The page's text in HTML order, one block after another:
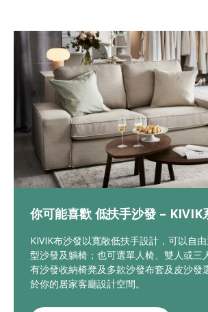
你可能喜歡 低扶手沙發 – KIVIK
KIVIK布沙發以寬敞低扶手設計，可以自
型沙發及躺椅；也可選單人椅、雙人或三
有沙發收納椅凳及多款沙發布套及皮沙發
於你的居家客廳設計空間。